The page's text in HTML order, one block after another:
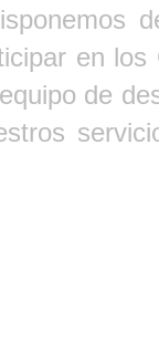
en
de